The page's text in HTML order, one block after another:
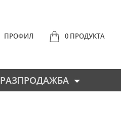
0 ПРОДУКТА
ПРОФИЛ
РАЗПРОДАЖБА